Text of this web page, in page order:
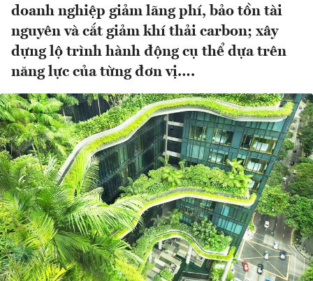
doanh nghiệp giảm lãng phí, bảo tồn tài
nguyên và cắt giảm khí thải carbon; xây
dựng lộ trình hành động cụ thể dựa trên
năng lực của từng đơn vị….